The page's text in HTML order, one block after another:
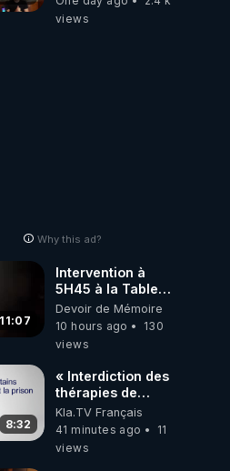
MERCADAL
views
Why this ad?
11:07
Intervention à
5H45 à la Table
de Gaya, chez
Kyria et Manu.
6/08/2026
Devoir de Mémoire
10 hours ago
130
views
8:32
« Interdiction des
thérapies de
conversion »
Kla.TV Français
41 minutes ago
11
views